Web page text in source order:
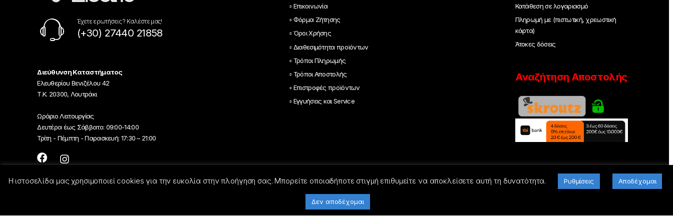
Έχετε ερωτήσεις ? Καλέστε μας!
(+30) 27440 21858
Διεύθυνση Καταστήματος
Ελευθερίου Βενιζέλου 42
Τ.Κ. 20300, Λουτράκι
Ωράριο Λειτουργίας
Δευτέρα έως Σάββατο: 09:00-14:00
Τρίτη - Πέμπτη - Παρασκευή: 17:30 – 21:00
▫ Επικοινωνία
▫ Φόρμα Ζήτησης
▫ Όροι Χρήσης
▫ Διαθεσιμότητα προϊόντων
▫ Τρόποι Πληρωμής
▫ Τρόποι Αποστολής
▫ Επιστροφές προϊόντων
▫ Εγγυήσεις και Service
Κατάθεση σε λογαριασμό
Πληρωμή με (πιστωτική, χρεωστική
κάρτα)
Άτοκες δόσεις
Αναζήτηση Αποστολής
Η ιστοσελίδα μας χρησιμοποιεί cookies για την ευκολία στην πλοήγηση σας. Μπορείτε οποιαδήποτε στιγμή επιθυμείτε να αποκλείσετε αυτή τη δυνατότητα. Ρυθμίσεις Αποδέχομαι
Δεν αποδέχομαι